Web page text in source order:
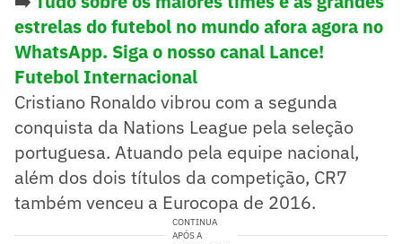
estrelas do futebol no mundo afora agora no
WhatsApp. Siga o nosso canal Lance!
Futebol Internacional
Cristiano Ronaldo vibrou com a segunda
conquista da Nations League pela seleção
portuguesa. Atuando pela equipe nacional,
além dos dois títulos da competição, CR7
também venceu a Eurocopa de 2016.
CONTINUA
APÓS A